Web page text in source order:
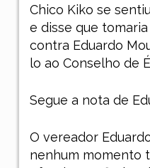
Chico Kiko se
e disse que
contra Eduardo
lo ao Conselho de
Segue a nota de
O vereador
nenhum momento